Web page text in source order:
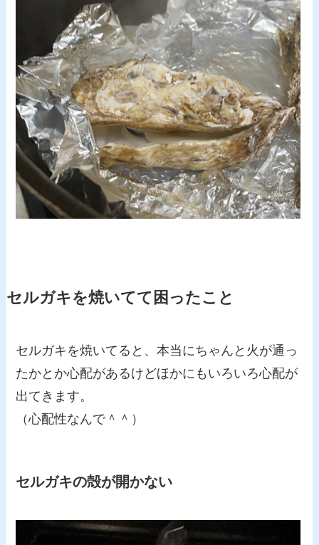
セルガキを焼いてて困ったこと
セルガキを焼いてると、本当にちゃんと火が通っ
たかとか心配があるけどほかにもいろいろ心配が
出てきます。
（心配性なんで＾＾）
セルガキの殻が開かない